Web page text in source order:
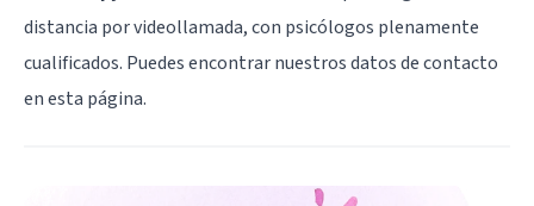
distancia por videollamada, con psicólogos plenamente
cualificados. Puedes encontrar nuestros datos de contacto
enesta página.